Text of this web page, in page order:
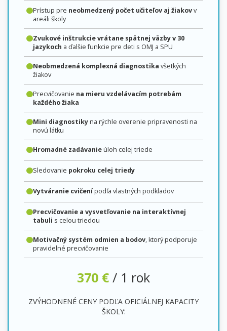
Prístup pre neobmedzený počet učiteľov aj žiakovv
areáli školy
Zvukové inštrukcie vrátane spätnej väzby v 30
jazykoch a ďalšie funkcie pre deti s OMJ a SPU
Neobmedzená komplexná diagnostika všetkých
žiakov
Precvičovanie na mieru vzdelávacím potrebám
každého žiaka
Mini diagnostikyna rýchle overenie pripravenosti na
novú látku
Hromadné zadávanieúloh celej triede
Sledovanie pokroku celej triedy
Vytváranie cvičenípodľa vlastných podkladov
Precvičovanie a vysvetľovanie na interaktívnej
tabuli s celou triedou
Motivačný systém odmien a bodov, ktorý podporuje
pravidelné precvičovanie
370 € / 1 rok
ZVÝHODNENÉ CENY PODĽA OFICIÁLNEJ KAPACITY
ŠKOLY: